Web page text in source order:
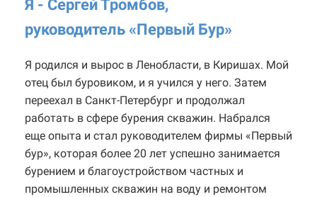
Я - Сергей Тромбов,
руководитель «Первый Бур»
Я родился и вырос в Ленобласти, в Киришах. Мой
отец был буровиком, и я учился у него. Затем
переехал в Санкт-Петербург и продолжал
работать в сфере бурения скважин. Набрался
еще опыта и стал руководителем фирмы «Первый
бур», которая более 20 лет успешно занимается
бурением и благоустройством частных и
промышленных скважин на воду и ремонтом